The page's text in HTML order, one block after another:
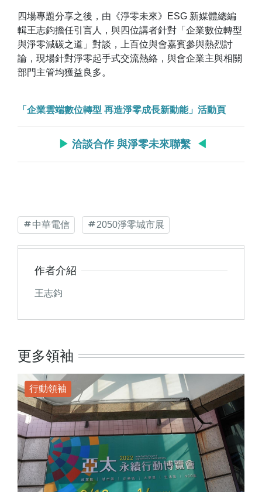
四場專題分享之後，由《淨零未來》ESG 新媒體總編
輯王志鈞擔任引言人，與四位講者針對「企業數位轉型
與淨零減碳之道」對談，上百位與會嘉賓參與熱烈討
論，現場針對淨零起手式交流熱絡，與會企業主與相關
部門主管均獲益良多。
「企業雲端數位轉型 再造淨零成長新動能」活動頁
▶ 洽談合作 與淨零未來聯繫 ◀
中華電信 2050淨零城市展
作者介紹
王志鈞
更多領袖
行動領袖